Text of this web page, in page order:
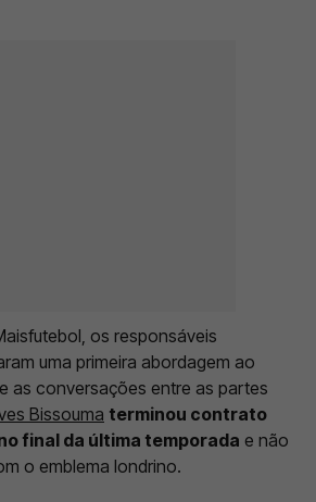
os responsáveis
uma primeira abordagem ao
as conversações entre as partes
Bissouma terminou contrato
final da última temporada e não
o emblema londrino.